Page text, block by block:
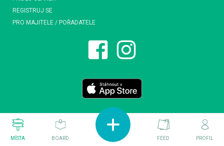
REGISTRUJ SE
PRO MAJITELE / POŘADATELE
MÍSTA BOARD FEED PROFIL